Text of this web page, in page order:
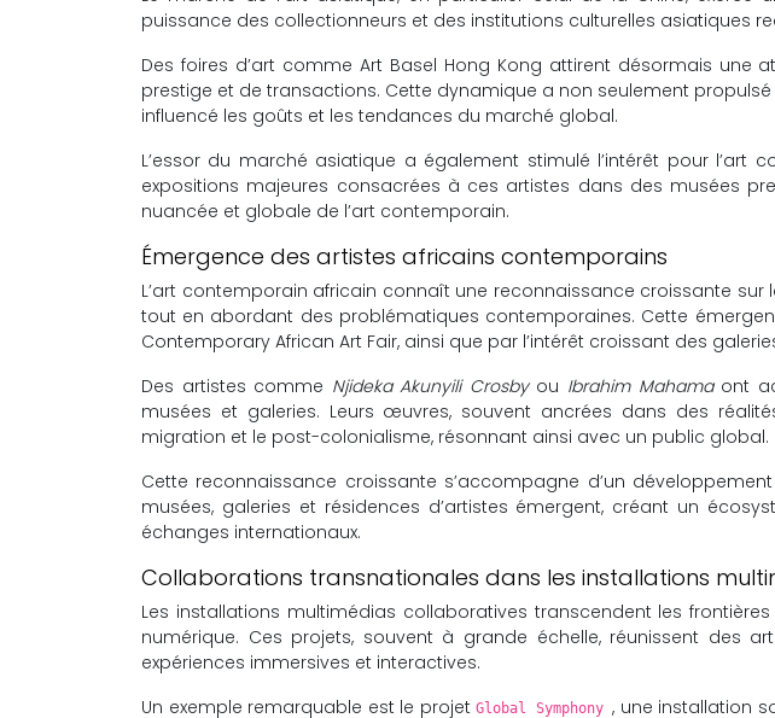
puissance des collectionneurs et des institutions culturelles asiatiques
Des foires d’art comme Art Basel Hong Kong attirent désormais
prestige et de transactions. Cette dynamique a non seulement
influencé les goûts et les tendances du marché global.
L’essor du marché asiatique a également stimulé l’intérêt pour
expositions majeures consacrées à ces artistes dans des musées
nuancée et globale de l’art contemporain.
Émergence des artistes africains contemporains
L’art contemporain africain connaît une reconnaissance croissante
tout en abordant des problématiques contemporaines. Cette
Contemporary African Art Fair, ainsi que par l’intérêt croissant des
Des artistes comme Njideka Akunyili Crosby ou Ibrahim Mahama ont
musées et galeries. Leurs œuvres, souvent ancrées dans des
migration et le post-colonialisme, résonnant ainsi avec un public global.
Cette reconnaissance croissante s’accompagne d’un
musées, galeries et résidences d’artistes émergent, créant un
échanges internationaux.
Collaborations transnationales dans les installations
Les installations multimédias collaboratives transcendent les
numérique. Ces projets, souvent à grande échelle, réunissent des
expériences immersives et interactives.
Un exemple remarquable est le projet Global Symphony , une installation